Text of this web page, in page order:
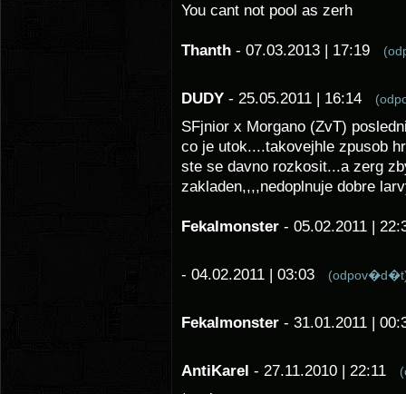
You cant not pool as zerh
Thanth - 07.03.2013 | 17:19
DUDY - 25.05.2011 | 16:14
SFjnior x Morgano (ZvT)
co je utok....takovejhle zpusob
ste se davno rozkosit...a zerg
zakladen,,,,nedoplnuje dobre
Fekalmonster - 05.02.2011 |
- 04.02.2011 | 03:03
Fekalmonster - 31.01.2011 |
AntiKarel - 27.11.2010 | 22:11